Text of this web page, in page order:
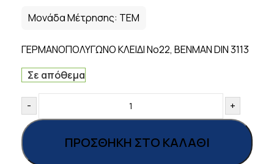
Μονάδα Μέτρησης: ΤΕΜ
ΓΕΡΜΑΝΟΠΟΛΥΓΩΝΟ ΚΛΕΙΔΙ Νο22, BENMAN DIN 3113
Σε απόθεμα
- +
ΠΡΟΣΘΉΚΗ ΣΤΟ ΚΑΛΆΘΙ